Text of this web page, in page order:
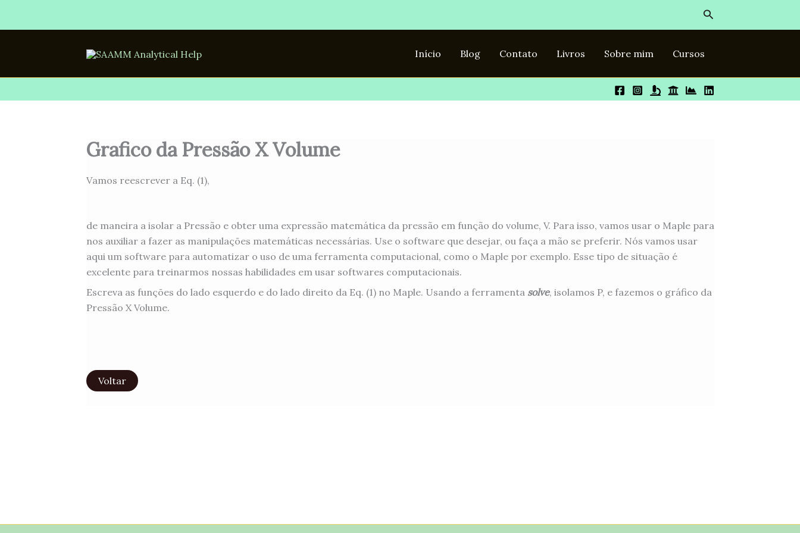
Pesquisar
Início Blog Contato Livros Sobre mim Cursos
Grafico da Pressão X Volume
Vamos reescrever a Eq. (1),
de maneira a isolar a Pressão e obter uma expressão matemática da pressão em função do volume, V. Para isso, vamos usar o Maple para
nos auxiliar a fazer as manipulações matemáticas necessárias. Use o software que desejar, ou faça a mão se preferir. Nós vamos usar
aqui um software para automatizar o uso de uma ferramenta computacional, como o Maple por exemplo. Esse tipo de situação é
excelente para treinarmos nossas habilidades em usar softwares computacionais.
Escreva as funções do lado esquerdo e do lado direito da Eq. (1) no Maple. Usando a ferramenta solve, isolamos P, e fazemos o gráfico da
Pressão X Volume.
Voltar